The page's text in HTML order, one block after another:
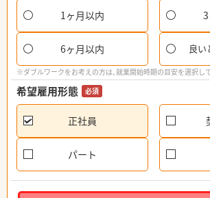
1ヶ月以内
6ヶ月以内 良い
※ダブルワークをお考えの方は、就業開始時期の目安を選択し
希望雇用形態 必須
正社員
パート